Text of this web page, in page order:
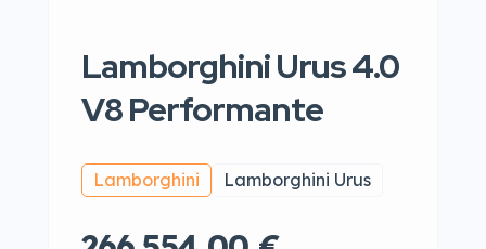
Lamborghini Urus 4.0
V8 Performante
Lamborghini Lamborghini Urus